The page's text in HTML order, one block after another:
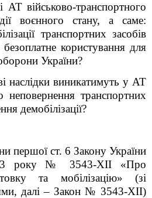
військово-транспортного
воєнного стану, а саме:
транспортних засобів
користування для
України?
виникатимуть у АТ
неповернення транспортних
демобілізації?
першої ст. 6 Закону України
року № 3543-XII «Про
та мобілізацію» (зі
далі – Закон № 3543-XII)